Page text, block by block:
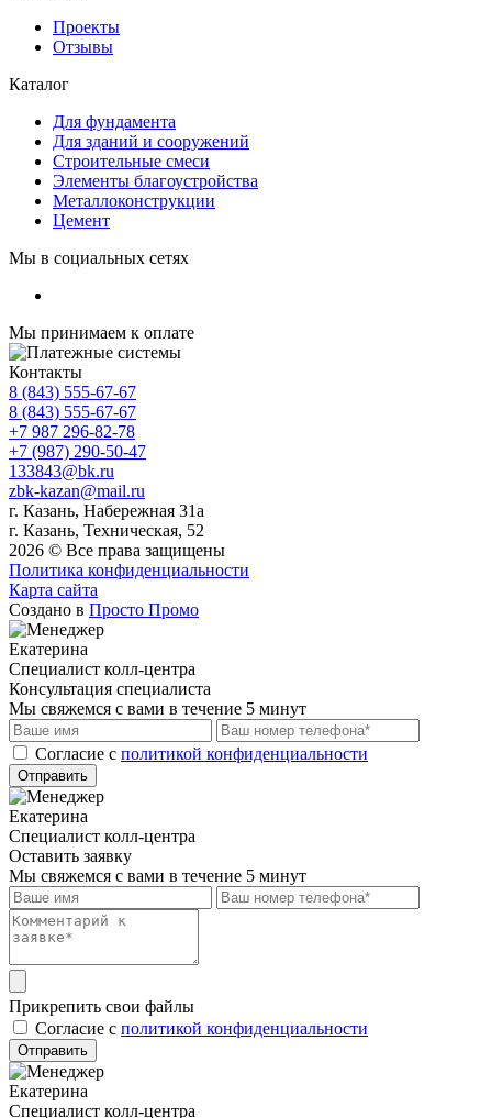
Проекты
Отзывы
Каталог
Для фундамента
Для зданий и сооружений
Строительные смеси
Элементы благоустройства
Металлоконструкции
Цемент
Мы в социальных сетях
Мы принимаем к оплате
Контакты
8 (843) 555-67-67
8 (843) 555-67-67
+7 987 296-82-78
+7 (987) 290-50-47
133843@bk.ru
zbk-kazan@mail.ru
г. Казань, Набережная 31а
г. Казань, Техническая, 52
2026 © Все права защищены
Политика конфиденциальности
Карта сайта
Создано в Просто Промо
Екатерина
Специалист колл-центра
Консультация специалиста
Мы свяжемся с вами в течение 5 минут
Cогласие с политикой конфиденциальности
Отправить
Екатерина
Специалист колл-центра
Оставить заявку
Мы свяжемся с вами в течение 5 минут
Прикрепить свои файлы
Cогласие с политикой конфиденциальности
Отправить
Екатерина
Специалист колл-центра